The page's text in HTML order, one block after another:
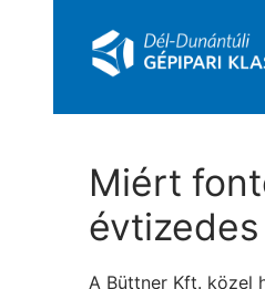
Miért
A Büttner Kft. közel